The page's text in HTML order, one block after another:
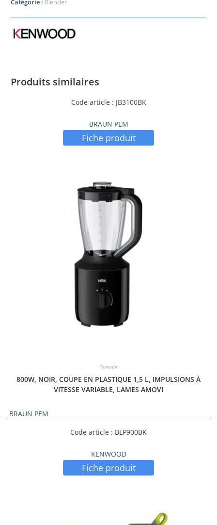
Catégorie : Blender
Produits similaires
Code article : JB3100BK
BRAUN PEM
Fiche produit
Blender
800W, NOIR, COUPE EN PLASTIQUE 1,5 L, IMPULSIONS À
VITESSE VARIABLE, LAMES AMOVI
BRAUN PEM
Code article : BLP900BK
KENWOOD
Fiche produit